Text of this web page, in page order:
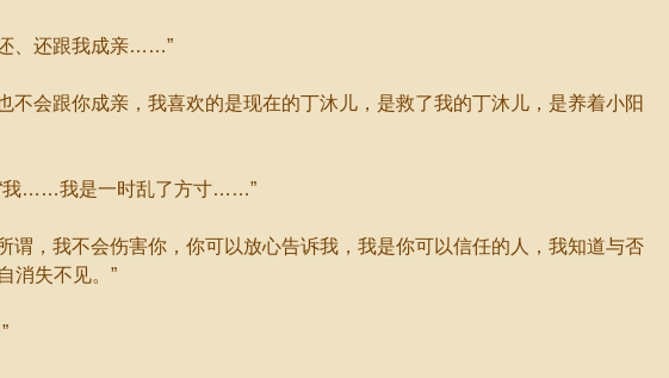
、还跟我成亲……”
会跟你成亲，我喜欢的是现在的丁沐儿，是救了我的丁沐儿，是养着小阳
“我……我是一时乱了方寸……”
，我不会伤害你，你可以放心告诉我，我是你可以信任的人，我知道与否
消失不见。”